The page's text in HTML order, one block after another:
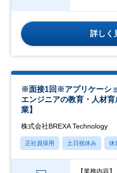
詳しく
※面接1回※アプリケーシ
エンジニアの教育・人材
業】
株式会社BREXA Technology
正社員採用 土日祝休み 休
【業務内容】